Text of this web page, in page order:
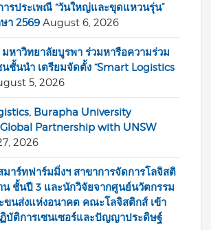
ารประเพณี “วันใหญ่และขุดแหวนรุ่น”
า 2569 August 6, 2026
หาวิทยาลัยบูรพา ร่วมหารือความร่วม
ชั้นนำ เตรียมจัดตั้ง “Smart Logistics
5, 2026
Burapha University
Partnership with UNSW
2026
าร์ทฟาร์มมิ่งฯ สาขาการจัดการโลจิสติ
ชั้นปี 3 และนักวิจัยจากศูนย์นวัตกรรม
ขนส่งแห่งอนาคต คณะโลจิสติกส์ เข้า
บัติการเซนเซอร์และปัญญาประดิษฐ์